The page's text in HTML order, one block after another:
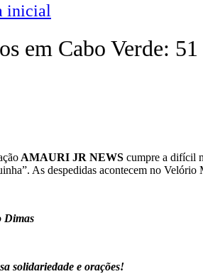
inicial
em Cabo Verde: 51
AMAURI JR NEWS cumpre a difícil
As despedidas acontecem no
Dimas
solidariedade e orações!